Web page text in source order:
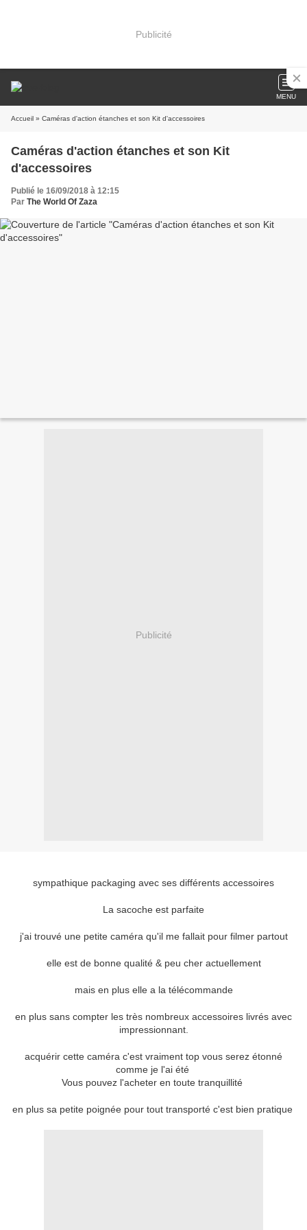
Publicité
MENU
Accueil » Caméras d'action étanches et son Kit d'accessoires
Caméras d'action étanches et son Kit
d'accessoires
Publié le 16/09/2018 à 12:15
Par The World Of Zaza
Publicité
sympathique packaging avec ses différents accessoires
La sacoche est parfaite
j'ai trouvé une petite caméra qu'il me fallait pour filmer partout
elle est de bonne qualité & peu cher actuellement
mais en plus elle a la télécommande
en plus sans compter les très nombreux accessoires livrés avec
impressionnant.
acquérir cette caméra c'est vraiment top vous serez étonné
comme je l'ai été
Vous pouvez l'acheter en toute tranquillité
en plus sa petite poignée pour tout transporté c'est bien pratique